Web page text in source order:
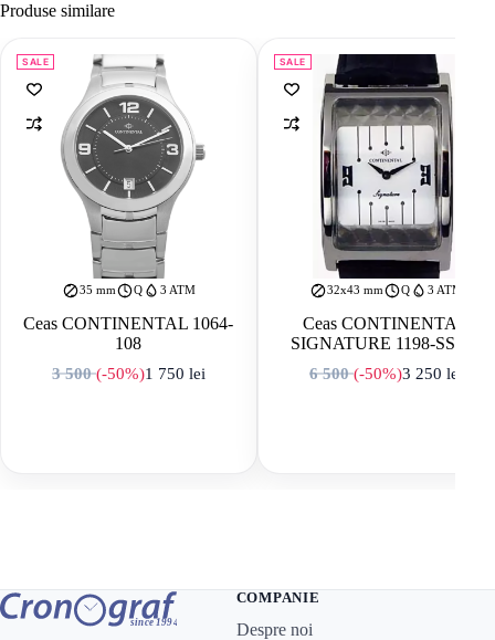
Produse similare
SALE
35 mm Q 3 ATM
Ceas CONTINENTAL 1064-
108
3 500(-50%)
Prețul inițial a fost: 3 500 lei.
1 750 lei
Prețul curent este: 1 750 lei.
SALE
32x43 mm Q 3 ATM
Ceas CONTINENTAL
SIGNATURE 1198-SS157
6 500(-50%)
Prețul inițial a
3 250 lei
Prețul curent
COMPANIE
Despre noi